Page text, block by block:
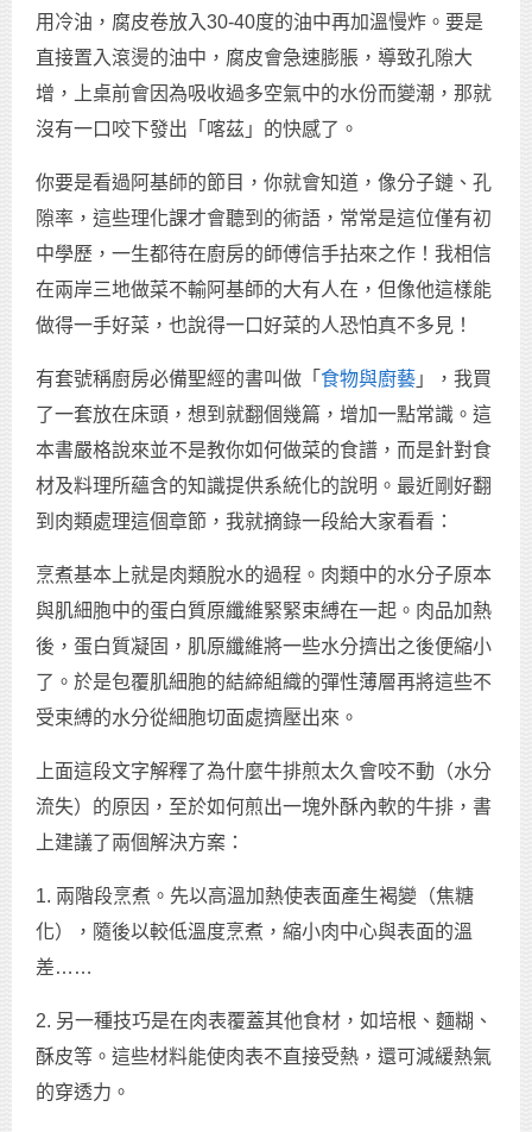
用冷油，腐皮卷放入30-40度的油中再加溫慢炸。要是
直接置入滾燙的油中，腐皮會急速膨脹，導致孔隙大
增，上桌前會因為吸收過多空氣中的水份而變潮，那就
沒有一口咬下發出「喀茲」的快感了。
你要是看過阿基師的節目，你就會知道，像分子鏈、孔
隙率，這些理化課才會聽到的術語，常常是這位僅有初
中學歷，一生都待在廚房的師傅信手拈來之作！我相信
在兩岸三地做菜不輸阿基師的大有人在，但像他這樣能
做得一手好菜，也說得一口好菜的人恐怕真不多見！
有套號稱廚房必備聖經的書叫做「 食物與廚藝 」，我買
了一套放在床頭，想到就翻個幾篇，增加一點常識。這
本書嚴格說來並不是教你如何做菜的食譜，而是針對食
材及料理所蘊含的知識提供系統化的說明。最近剛好翻
到肉類處理這個章節，我就摘錄一段給大家看看：
烹煮基本上就是肉類脫水的過程。肉類中的水分子原本
與肌細胞中的蛋白質原纖維緊緊束縛在一起。肉品加熱
後，蛋白質凝固，肌原纖維將一些水分擠出之後便縮小
了。於是包覆肌細胞的結締組織的彈性薄層再將這些不
受束縛的水分從細胞切面處擠壓出來。
上面這段文字解釋了為什麼牛排煎太久會咬不動（水分
流失）的原因，至於如何煎出一塊外酥內軟的牛排，書
上建議了兩個解決方案：
1. 兩階段烹煮。先以高溫加熱使表面產生褐變（焦糖
化），隨後以較低溫度烹煮，縮小肉中心與表面的溫
差……
2. 另一種技巧是在肉表覆蓋其他食材，如培根、麵糊、
酥皮等。這些材料能使肉表不直接受熱，還可減緩熱氣
的穿透力。